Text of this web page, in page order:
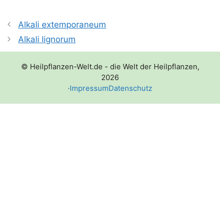
Alkali extemporaneum
Alkali lignorum
© Heilpflanzen-Welt.de - die Welt der Heilpflanzen,
2026
·ImpressumDatenschutz